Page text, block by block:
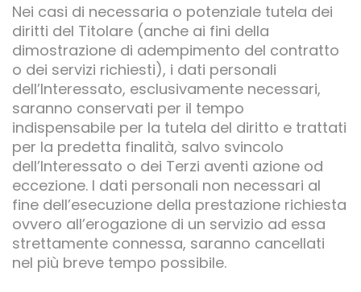
Nei casi di necessaria o potenziale tutela dei
diritti del Titolare (anche ai fini della
dimostrazione di adempimento del contratto
o dei servizi richiesti), i dati personali
dell’Interessato, esclusivamente necessari,
saranno conservati per il tempo
indispensabile per la tutela del diritto e trattati
per la predetta finalità, salvo svincolo
dell’Interessato o dei Terzi aventi azione od
eccezione. I dati personali non necessari al
fine dell’esecuzione della prestazione richiesta
ovvero all’erogazione di un servizio ad essa
strettamente connessa, saranno cancellati
nel più breve tempo possibile.